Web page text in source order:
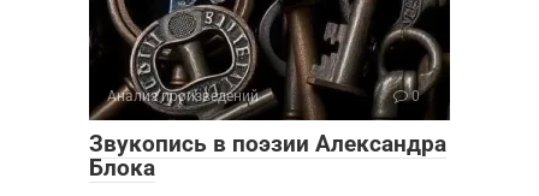
Анализ произведений 0
Звукопись в поэзии Александра
Блока